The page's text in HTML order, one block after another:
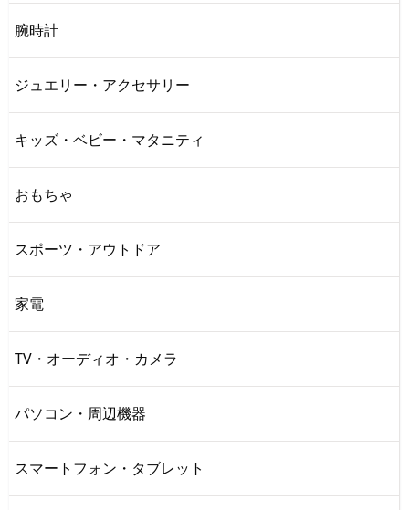
腕時計
ジュエリー・アクセサリー
キッズ・ベビー・マタニティ
おもちゃ
スポーツ・アウトドア
家電
TV・オーディオ・カメラ
パソコン・周辺機器
スマートフォン・タブレット